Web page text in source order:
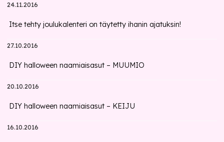
24.11.2016
Itse tehty joulukalenteri on täytetty ihanin ajatuksin!
27.10.2016
DIY halloween naamiaisasut – MUUMIO
20.10.2016
DIY halloween naamiaisasut – KEIJU
16.10.2016